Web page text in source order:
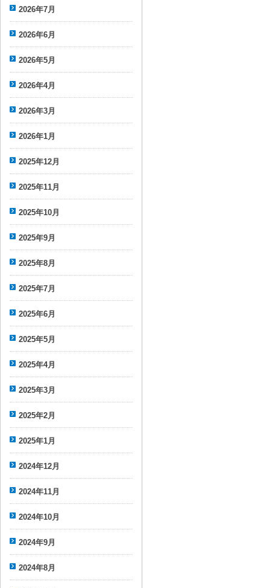
2026年7月
2026年6月
2026年5月
2026年4月
2026年3月
2026年1月
2025年12月
2025年11月
2025年10月
2025年9月
2025年8月
2025年7月
2025年6月
2025年5月
2025年4月
2025年3月
2025年2月
2025年1月
2024年12月
2024年11月
2024年10月
2024年9月
2024年8月